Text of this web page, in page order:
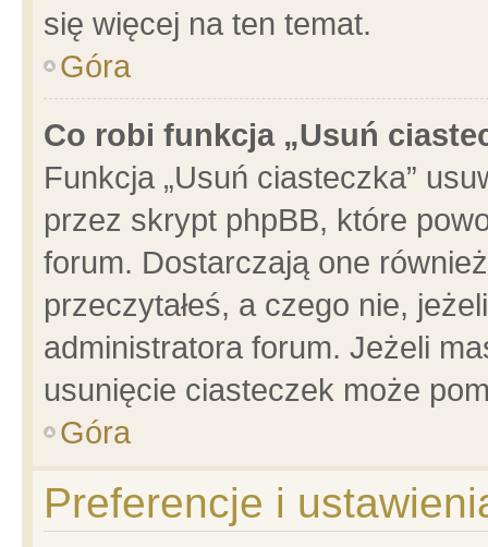
się więcej na ten temat.
Góra
Co robi funkcja „Usuń
Funkcja „Usuń ciasteczka”
przez skrypt phpBB, które
forum. Dostarczają one
przeczytałeś, a czego nie,
administratora forum. Jeżeli
usunięcie ciasteczek może
Góra
Preferencje i